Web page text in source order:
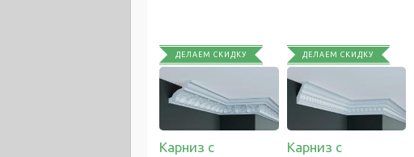
ДЕЛАЕМ СКИДКУ
Карниз с
ДЕЛАЕМ СКИДКУ
Карниз с